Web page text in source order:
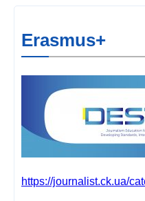
Erasmus+
https://journalist.ck.ua/